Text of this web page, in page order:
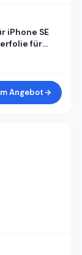
iPhone SE
für
Angebot